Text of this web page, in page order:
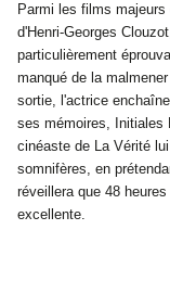
Parmi les films majeurs
d'Henri-Georges
particulièrement
manqué de la
sortie, l'actrice
ses mémoires, Initiales
cinéaste de La Vérité
somnifères, en
réveillera que 48
excellente.